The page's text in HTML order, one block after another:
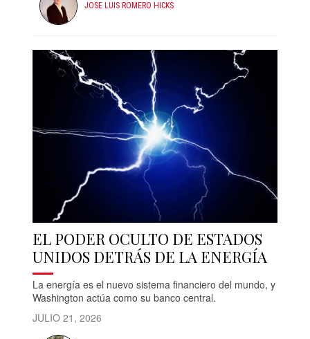
JOSE LUIS ROMERO HICKS
EL PODER OCULTO DE ESTADOS
UNIDOS DETRÁS DE LA ENERGÍA
La energía es el nuevo sistema financiero del mundo, y
Washington actúa como su banco central.
JULIO 21, 2026